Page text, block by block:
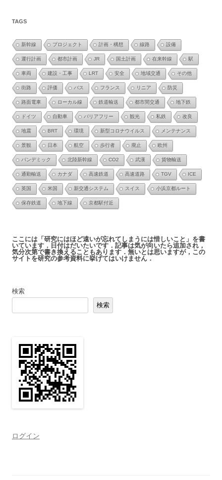
TAGS
新幹線 プロジェクト 計画・構想 線路 設備
運行計画 都市計画 JR 国土計画 在来幹線 駅
車両 建設・工事 LRT 安全 地域交通 その他
街路 評価 バス フランス リニア 防災
路面電車 ローカル線 鉄道輸送 都市間交通 地下鉄
ドイツ 自動車 バリアフリー 観光 私鉄 改良
地震 BRT 環境 新型コロナウイルス メンテナンス
景観 日本 航空 歩行者 廃止 欧州
パンデミック 北陸新幹線 CO2 武漢 貨物輸送
通勤輸送 カナダ 高速鉄道 高速道路 TGV ICE
英国 米国 新交通システム スイス 小浜京都ルート
保存鉄道 地下線 京都駅付近
ここには「研究にはほど遠いが忘れてしまうには惜しいこと」を書
いています．日付はだいたいです．記事は気が向いたら追加され，
気分次第で書き換えることもあります．無いとは思いますが，この
サイトを研究の参考資料に挙げてはいけません．
検索
検索
ログイン